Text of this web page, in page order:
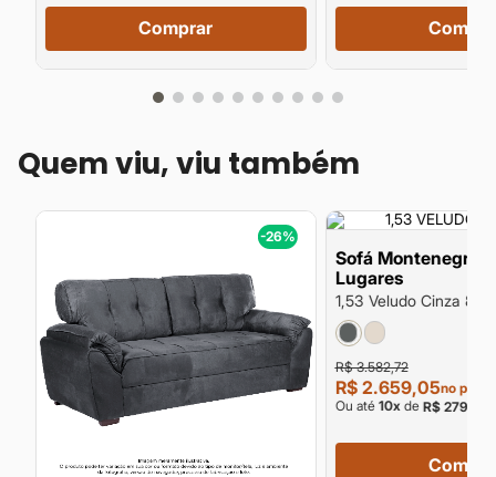
Comprar
Quem viu, viu também
-26%
Sofá Montenegro
Lugares
1,53 Veludo Cinza
R$ 3.582,72
R$ 2.659,05no pix
Ou até 10xde R$ 279,90